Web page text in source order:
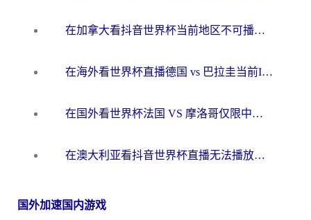
在加拿大看抖音世界杯当前地区不可播放？海外党体育观赛终极指南
在海外看世界杯直播德国 vs 巴拉圭当前IP受限制？这篇指南帮你轻松解决地区限制
在国外看世界杯法国 VS 摩洛哥仅限中国大陆？别让地域限制拦下你的欢呼
在澳大利亚看抖音世界杯直播无法播放？海外党体育观赛终极指南来了！
国外加速国内游戏